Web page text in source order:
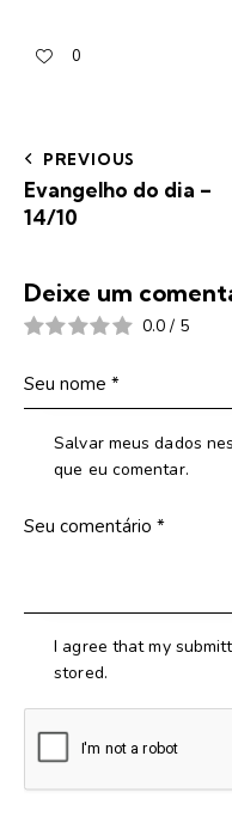
0
PREVIOUS
Evangelho do dia –
14/10
Deixe um
0.0 / 5
Salvar meus dados
que eu comentar.
I agree that my
stored.